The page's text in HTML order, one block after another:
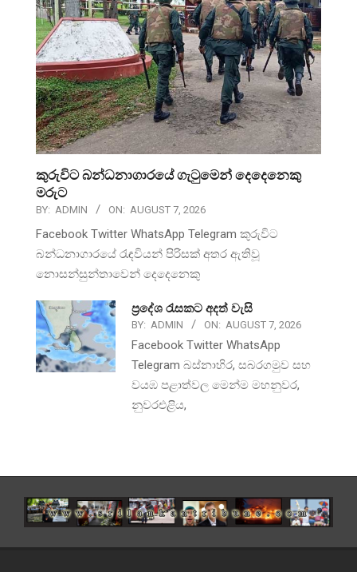
කුරුවිට බන්ධනාගාරයේ ගැටුමෙන් දෙදෙනෙකු
මරුට
BY: ADMIN ON: AUGUST 7, 2026
Facebook Twitter WhatsApp Telegram කුරුවිට
බන්ධනාගාරයේ රැඳවියන් පිරිසක් අතර ඇතිවූ
නොසන්සුන්තාවෙන් දෙදෙනෙකු
ප්‍රදේශ රැසකට අදත් වැසි
BY: ADMIN ON: AUGUST 7, 2026
Facebook Twitter WhatsApp
Telegram බස්නාහිර, සබරගමුව සහ
වයඹ පළාත්වල මෙන්ම මහනුවර,
නුවරඑළිය,